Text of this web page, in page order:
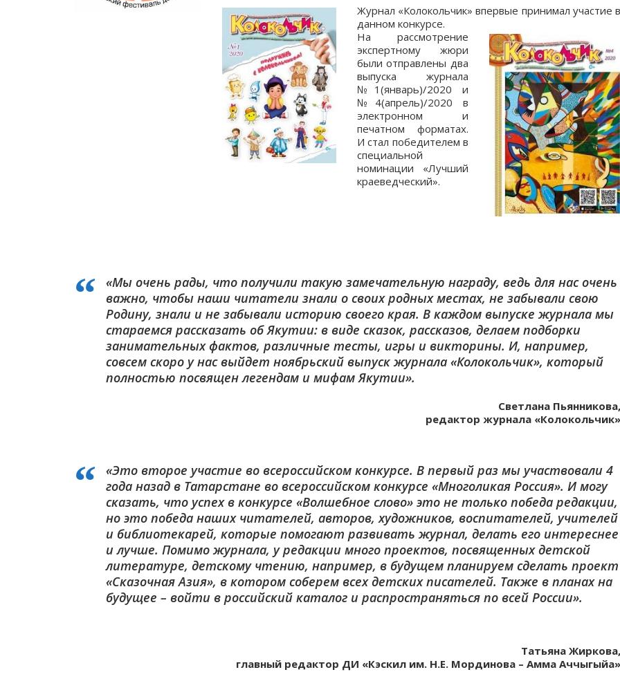
Журнал «Колокольчик» впервые принимал участие в
данном конкурсе.
На рассмотрение
экспертному жюри
были отправлены два
выпуска журнала
№1(январь)/2020 и
№4(апрель)/2020 в
электронном и
печатном форматах.
И стал победителем в
специальной
номинации «Лучший
краеведческий».
«Мы очень рады, что получили такую замечательную награду, ведь для нас очень
важно, чтобы наши читатели знали о своих родных местах, не забывали свою
Родину, знали и не забывали историю своего края. В каждом выпуске журнала мы
стараемся рассказать об Якутии: в виде сказок, рассказов, делаем подборки
занимательных фактов, различные тесты, игры и викторины. И, например,
совсем скоро у нас выйдет ноябрьский выпуск журнала «Колокольчик», который
полностью посвящен легендам и мифам Якутии».
Светлана Пьянникова,
редактор журнала «Колокольчик»
«Это второе участие во всероссийском конкурсе. В первый раз мы участвовали 4
года назад в Татарстане во всероссийском конкурсе «Многоликая Россия». И могу
сказать, что успех в конкурсе «Волшебное слово» это не только победа редакции,
но это победа наших читателей, авторов, художников, воспитателей, учителей
и библиотекарей, которые помогают развивать журнал, делать его интереснее
и лучше. Помимо журнала, у редакции много проектов, посвященных детской
литературе, детскому чтению, например, в будущем планируем сделать проект
«Сказочная Азия», в котором соберем всех детских писателей. Также в планах на
будущее – войти в российский каталог и распространяться по всей России».
Татьяна Жиркова,
главный редактор ДИ «Кэскил им. Н.Е. Мординова – Амма Аччыгыйа»